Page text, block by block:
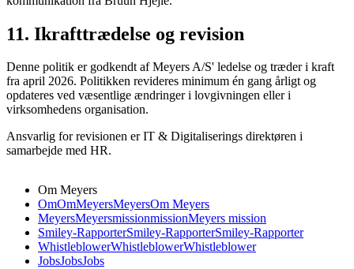
11. Ikrafttrædelse og revision
Denne politik er godkendt af Meyers A/S' ledelse og træder i kraft
fra april 2026. Politikken revideres minimum én gang årligt og
opdateres ved væsentlige ændringer i lovgivningen eller i
virksomhedens organisation.
Ansvarlig for revisionen er IT & Digitaliserings direktøren i
samarbejde med HR.
Om Meyers
OmOmMeyersMeyersOm Meyers
MeyersMeyersmissionmissionMeyers mission
Smiley-RapporterSmiley-RapporterSmiley-Rapporter
WhistleblowerWhistleblowerWhistleblower
JobsJobsJobs